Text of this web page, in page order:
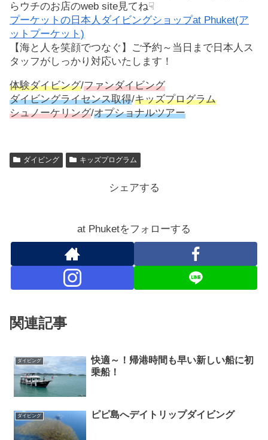
らウチのお店のweb site見てね☟
プーケットの日本人ダイビングショップat Phuket(ア
ットプーケット)
【海と人を笑顔でつなぐ】ご予約～当日まで日本人ス
タッフがしっかり対応いたします！
体験ダイビング/ファンダイビング
ダイビングライセンス取得/キッズプログラム
シュノーケリング/オプショナルツアー
ダイビング キッズプログラム
シェアする
at Phuketをフォローする
関連記事
ダイビング
快適～！帰港時間も早い新しい船に初
乗船！
ダイビング ピピ島へデイトリップダイビング